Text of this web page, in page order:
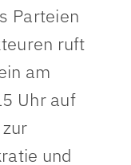
Parteien
ruft
am
Uhr auf
und